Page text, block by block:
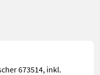
673514, inkl.